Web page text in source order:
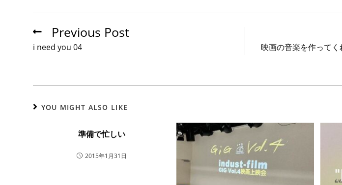
itt
er
c
e
b
e ai
l
Previous Post
i need you 04
映画の音楽を作って
YOU MIGHT ALSO LIKE
準備で忙しい
2015年1月31日